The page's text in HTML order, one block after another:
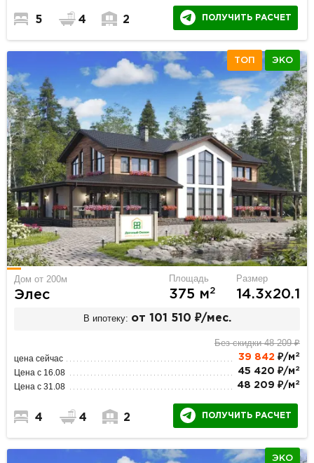
5 4 2 ПОЛУЧИТЬ РАСЧЕТ
ТОП ЭКО
Дом от 200м
Элес
Площадь
375 м2
Размер
14.3х20.1
В ипотеку: от 101 510 ₽/мес.
Без скидки 48 209 ₽
цена сейчас 39 842 ₽/м 2
Цена с 16.08 45 420 ₽/м 2
Цена с 31.08 48 209 ₽/м 2
4 4 2 ПОЛУЧИТЬ РАСЧЕТ
ЭКО